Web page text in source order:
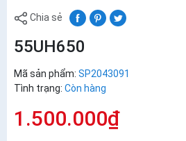
Chia sẻ
55UH650
Mã sản phẩm: SP2043091
Tình trạng: Còn hàng
1.500.000₫